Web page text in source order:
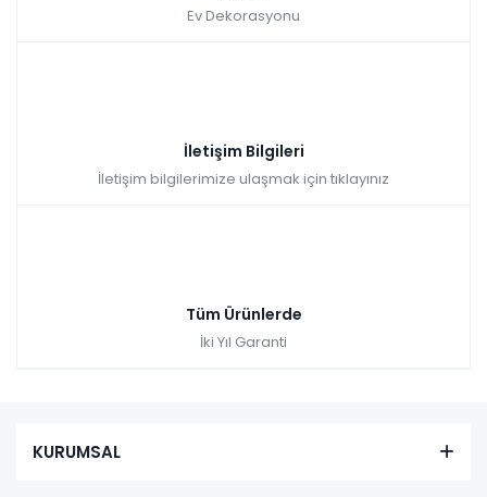
Ev Dekorasyonu
İletişim Bilgileri
İletişim bilgilerimize ulaşmak için tıklayınız
Tüm Ürünlerde
İki Yıl Garanti
KURUMSAL